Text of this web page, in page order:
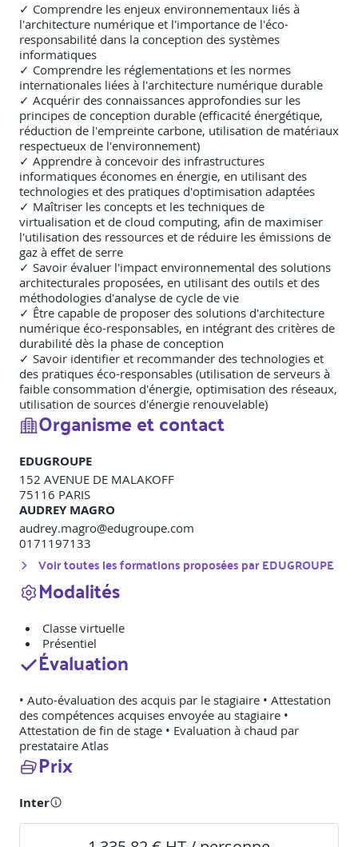
✓ Comprendre les enjeux environnementaux liés à
l'architecture numérique et l'importance de l'éco-
responsabilité dans la conception des systèmes
informatiques
✓ Comprendre les réglementations et les normes
internationales liées à l'architecture numérique durable
✓ Acquérir des connaissances approfondies sur les
principes de conception durable (efficacité énergétique,
réduction de l'empreinte carbone, utilisation de matériaux
respectueux de l'environnement)
✓ Apprendre à concevoir des infrastructures
informatiques économes en énergie, en utilisant des
technologies et des pratiques d'optimisation adaptées
✓ Maîtriser les concepts et les techniques de
virtualisation et de cloud computing, afin de maximiser
l'utilisation des ressources et de réduire les émissions de
gaz à effet de serre
✓ Savoir évaluer l'impact environnemental des solutions
architecturales proposées, en utilisant des outils et des
méthodologies d'analyse de cycle de vie
✓ Être capable de proposer des solutions d'architecture
numérique éco-responsables, en intégrant des critères de
durabilité dès la phase de conception
✓ Savoir identifier et recommander des technologies et
des pratiques éco-responsables (utilisation de serveurs à
faible consommation d'énergie, optimisation des réseaux,
utilisation de sources d'énergie renouvelable)
Organisme et contact
EDUGROUPE
152 AVENUE DE MALAKOFF
75116 PARIS
AUDREY MAGRO
audrey.magro@edugroupe.com
0171197133
Voir toutes les formations proposées parEDUGROUPE
Modalités
Classe virtuelle
Présentiel
Évaluation
• Auto-évaluation des acquis par le stagiaire • Attestation
des compétences acquises envoyée au stagiaire •
Attestation de fin de stage • Evaluation à chaud par
prestataire Atlas
Prix
Inter